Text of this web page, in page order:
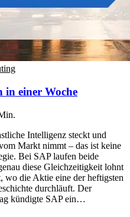
in einer Woche
Intelligenz steckt und
Markt nimmt – das ist keine
Bei SAP laufen beide
diese Gleichzeitigkeit lohnt
wo die Aktie eine der heftigsten
durchläuft. Der
kündigte SAP ein…